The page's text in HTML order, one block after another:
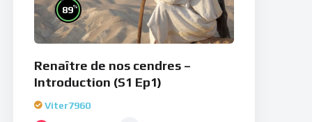
89%
Renaître de nos cendres –
Introduction (S1 Ep1)
Viter7960